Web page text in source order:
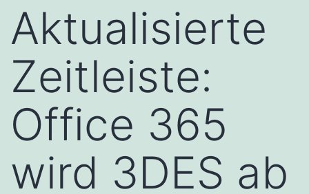
Aktualisierte
Zeitleiste:
Office 365
wird 3DES ab